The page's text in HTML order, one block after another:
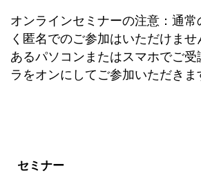
オンラインセミナーの注意：通常
く匿名でのご参加はいただけま
あるパソコンまたはスマホでご受
ラをオンにしてご参加いただきま
セミナー